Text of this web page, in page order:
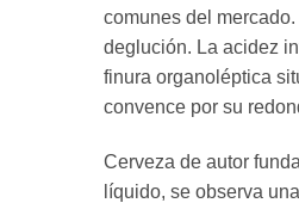
comunes del
deglución. La acidez
finura organoléptica
convence por su
Cerveza de autor
líquido, se observa